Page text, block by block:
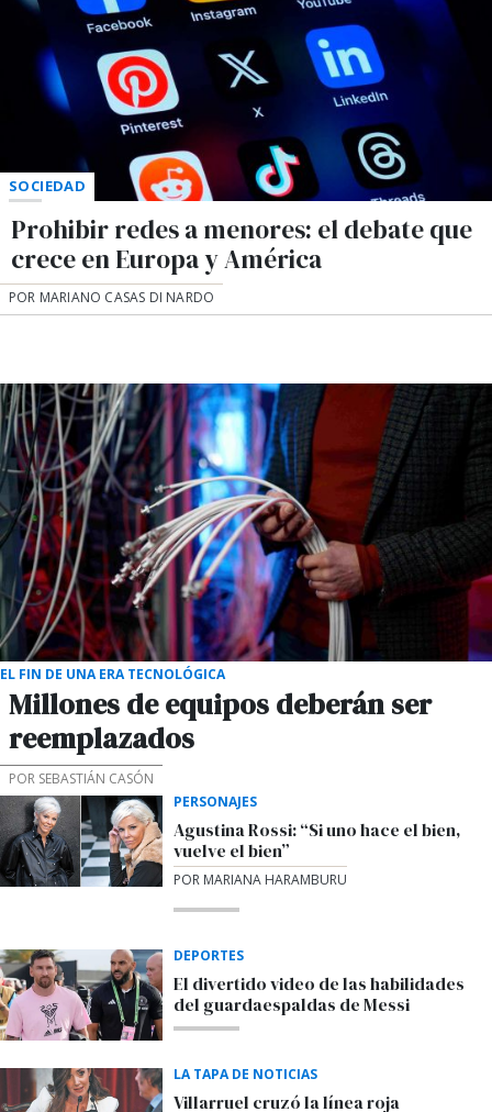
SOCIEDAD
Prohibir redes a menores: el debate que
crece en Europa y América
POR MARIANO CASAS DI NARDO
EL FIN DE UNA ERA TECNOLÓGICA
Millones de equipos deberán ser
reemplazados
POR SEBASTIÁN CASÓN
PERSONAJES
Agustina Rossi: “Si uno hace el bien,
vuelve el bien”
POR MARIANA HARAMBURU
DEPORTES
El divertido video de las habilidades
del guardaespaldas de Messi
LA TAPA DE NOTICIAS
Villarruel cruzó la línea roja